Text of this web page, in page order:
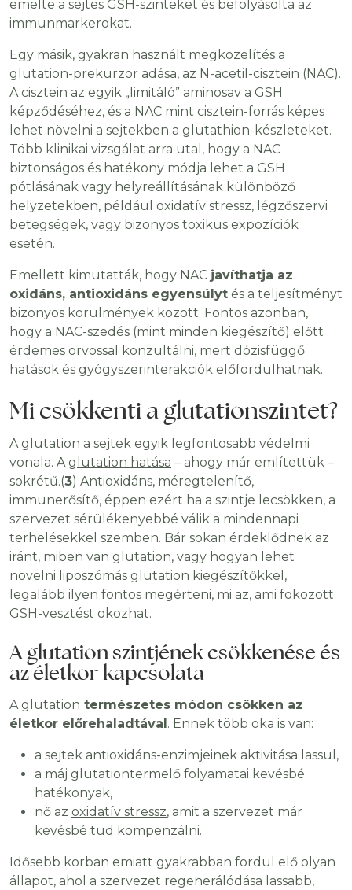
emelte a sejtes GSH-szinteket és befolyásolta az
immunmarkerokat.
Egy másik, gyakran használt megközelítés a
glutation-prekurzor adása, az N-acetil-cisztein (NAC).
A cisztein az egyik „limitáló” aminosav a GSH
képződéséhez, és a NAC mint cisztein-forrás képes
lehet növelni a sejtekben a glutathion-készleteket.
Több klinikai vizsgálat arra utal, hogy a NAC
biztonságos és hatékony módja lehet a GSH
pótlásának vagy helyreállításának különböző
helyzetekben, például oxidatív stressz, légzőszervi
betegségek, vagy bizonyos toxikus expozíciók
esetén.
Emellett kimutatták, hogy NAC javíthatja az
oxidáns, antioxidáns egyensúlyt és a teljesítményt
bizonyos körülmények között. Fontos azonban,
hogy a NAC-szedés (mint minden kiegészítő) előtt
érdemes orvossal konzultálni, mert dózisfüggő
hatások és gyógyszerinterakciók előfordulhatnak.
Mi csökkenti a glutationszintet?
A glutation a sejtek egyik legfontosabb védelmi
vonala. Aglutation hatása – ahogy már említettük –
sokrétű.(3) Antioxidáns, méregtelenítő,
immunerősítő, éppen ezért ha a szintje lecsökken, a
szervezet sérülékenyebbé válik a mindennapi
terhelésekkel szemben. Bár sokan érdeklődnek az
iránt, miben van glutation, vagy hogyan lehet
növelni liposzómás glutation kiegészítőkkel,
legalább ilyen fontos megérteni, mi az, ami fokozott
GSH-vesztést okozhat.
A glutation szintjének csökkenése és
az életkor kapcsolata
A glutation természetes módon csökken az
életkor előrehaladtával. Ennek több oka is van:
a sejtek antioxidáns-enzimjeinek aktivitása lassul,
a máj glutationtermelő folyamatai kevésbé
hatékonyak,
nő az oxidatív stressz, amit a szervezet már
kevésbé tud kompenzálni.
Idősebb korban emiatt gyakrabban fordul elő olyan
állapot, ahol a szervezet regenerálódása lassabb,